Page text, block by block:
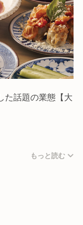
た話題の業態【大
でにない斬新な
気業態です！
もっと読む